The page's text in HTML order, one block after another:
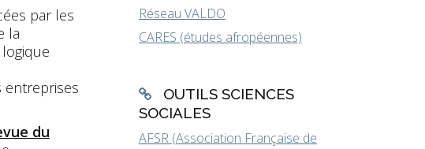
par les
la
du
Réseau VALDO
CARES (études afropéennes)
OUTILS SCIENCES
SOCIALES
AFSR (Association Française de